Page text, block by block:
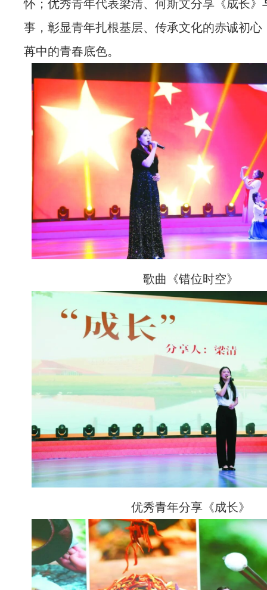
怀；优秀青年代表梁清、何斯文分享《成长》
事，彰显青年扎根基层、传承文化的赤诚初心
苒中的青春底色。
歌曲《错位时空》
优秀青年分享 《成长》